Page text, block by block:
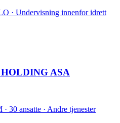
· Undervisning innenfor idrett
ASA
30 ansatte · Andre tjenester